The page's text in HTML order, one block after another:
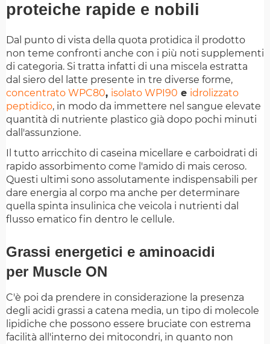
proteiche rapide e nobili
Dal punto di vista della quota protidica il prodotto
non teme confronti anche con i più noti supplementi
di categoria. Si tratta infatti di una miscela estratta
dal siero del latte presente in tre diverse forme,
concentrato WPC80, isolato WPI90 e idrolizzato
peptidico, in modo da immettere nel sangue elevate
quantità di nutriente plastico già dopo pochi minuti
dall'assunzione.
Il tutto arricchito di caseina micellare e carboidrati di
rapido assorbimento come l'amido di mais ceroso.
Questi ultimi sono assolutamente indispensabili per
dare energia al corpo ma anche per determinare
quella spinta insulinica che veicola i nutrienti dal
flusso ematico fin dentro le cellule.
Grassi energetici e aminoacidi
per Muscle ON
C'è poi da prendere in considerazione la presenza
degli acidi grassi a catena media, un tipo di molecole
lipidiche che possono essere bruciate con estrema
facilità all'interno dei mitocondri, in quanto non